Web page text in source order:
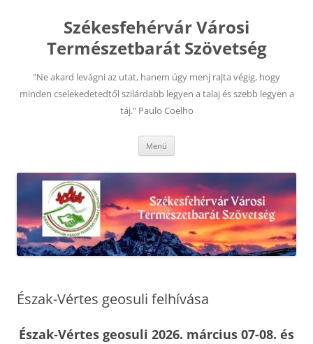
tartalombaSzékesfehérvár Városi
Természetbarát Szövetség
"Ne akard levágni az utat, hanem úgy menj rajta végig, hogy
minden cselekedetedtől szilárdabb legyen a talaj és szebb legyen a
táj." Paulo Coelho
Menü
Észak-Vértes geosuli felhívása
Észak-Vértes geosuli 2026. március 07-08. és